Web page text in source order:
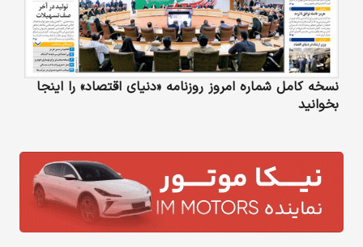
نسخه کامل شماره امروز روزنامه «دنیای‌ اقتصاد» را اینجا
بخوانید